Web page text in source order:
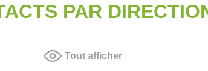
PAR
Tout afficher